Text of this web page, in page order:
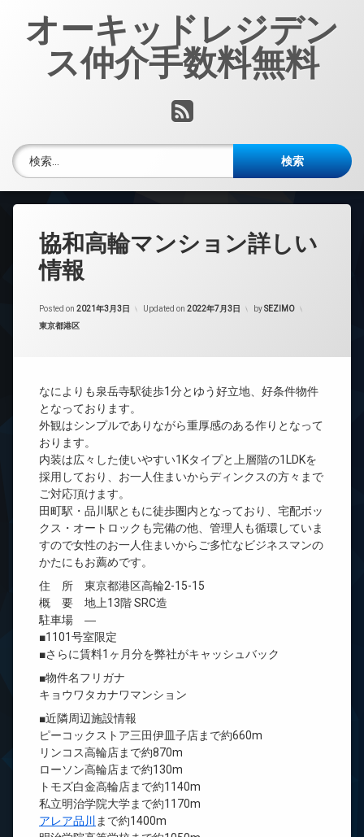
オーキッドレジデン
ス仲介手数料無料
RSS
検索:
協和高輪マンション詳しい
情報
Posted on 2021年3月3日 Updated on 2022年7月3日 bySEZIMO
カテゴリー:
東京都港区
なによりも泉岳寺駅徒歩1分とゆう好立地、好条件物件
となっております。
外観はシンプルでありながら重厚感のある作りとなって
おります。
内装は広々した使いやすい1Kタイプと上層階の1LDKを
採用しており、お一人住まいからディンクスの方々まで
ご対応頂けます。
田町駅・品川駅ともに徒歩圏内となっており、宅配ボッ
クス・オートロックも完備の他、管理人も循環していま
すので女性のお一人住まいからご多忙なビジネスマンの
かたにもお薦めです。
住 所 東京都港区高輪2-15-15
概 要 地上13階 SRC造
駐車場 ―
■1101号室限定
■さらに賃料1ヶ月分を弊社がキャッシュバック
■物件名フリガナ
キョウワタカナワマンション
■近隣周辺施設情報
ピーコックストア三田伊皿子店まで約660m
リンコス高輪店まで約870m
ローソン高輪店まで約130m
トモズ白金高輪店まで約1140m
私立明治学院大学まで約1170m
アレア品川 まで約1400m